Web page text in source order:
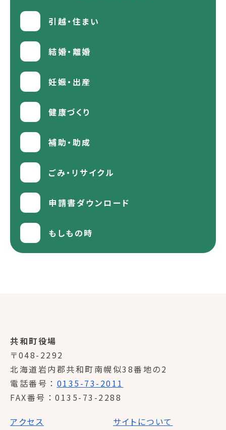
引越・住まい
結婚・離婚
妊娠・出産
健康づくり
補助・助成
ごみ・リサイクル
申請書ダウンロード
もしもの時
共和町役場
〒048-2292
北海道岩内郡共和町南幌似38番地の2
電話番号
0135-73-2011
FAX番号
0135-73-2288
アクセス
サイトについて